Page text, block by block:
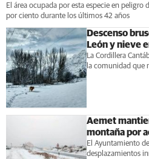
El área ocupada por esta especie en
por ciento durante los últimos 42 años
Descenso
León y nieve
La Cordillera
la comunidad que
Aemet
montaña por
El Ayuntamiento
desplazamientos